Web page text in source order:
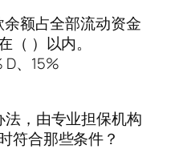
额占全部流动资金
）以内。
D、15%
，由专业担保机构
符合那些条件？